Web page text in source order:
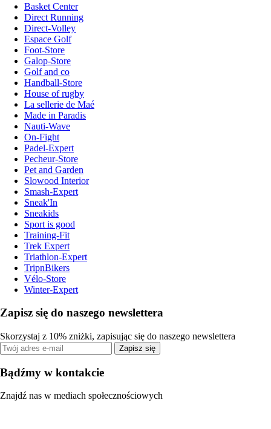
Basket Center
Direct Running
Direct-Volley
Espace Golf
Foot-Store
Galop-Store
Golf and co
Handball-Store
House of rugby
La sellerie de Maé
Made in Paradis
Nauti-Wave
On-Fight
Padel-Expert
Pecheur-Store
Pet and Garden
Slowood Interior
Smash-Expert
Sneak'In
Sneakids
Sport is good
Training-Fit
Trek Expert
Triathlon-Expert
TripnBikers
Vélo-Store
Winter-Expert
Zapisz się do naszego newslettera
Skorzystaj z 10% zniżki, zapisując się do naszego newslettera
Zapisz się
Bądźmy w kontakcie
Znajdź nas w mediach społecznościowych